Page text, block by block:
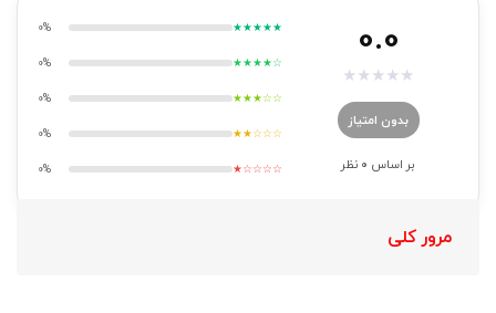
0.0
★
★
★
★
★
بدون امتیاز
بر اساس 0 نظر
★★★★★
0%
★★★★☆
0%
★★★☆☆
0%
★★☆☆☆
0%
★☆☆☆☆
0%
مرور کلی